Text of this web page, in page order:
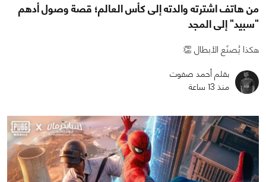
من هاتف اشترته والدته إلى كأس العالم؛ قصة وصول أدهم
"سبيد" إلى المجد
هكذا يُصنَع الأبطال 👏
بقلم أحمد صفوت
منذ 13 ساعة